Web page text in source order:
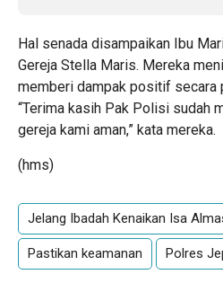
Hal senada disampaikan Ibu
Gereja Stella Maris. Mereka
memberi dampak positif secara
“Terima kasih Pak Polisi sudah
gereja kami aman,” kata mereka.
(hms)
Jelang Ibadah Kenaikan Isa
Pastikan keamanan Polres